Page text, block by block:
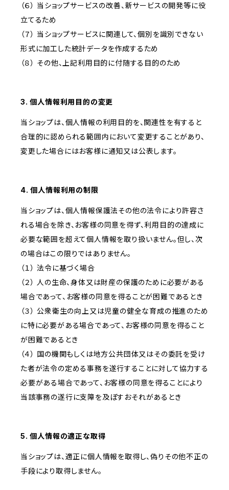
（６） 当ショップサービスの改善、新サービスの開発等に役
立てるため
（７） 当ショップサービスに関連して、個別を識別できない
形式に加工した統計データを作成するため
（８） その他、上記利用目的に付随する目的のため
3. 個人情報利用目的の変更
当ショップは、個人情報の利用目的を、関連性を有すると
合理的に認められる範囲内において変更することがあり、
変更した場合にはお客様に通知又は公表します。
4. 個人情報利用の制限
当ショップは、個人情報保護法その他の法令により許容さ
れる場合を除き、お客様の同意を得ず、利用目的の達成に
必要な範囲を超えて個人情報を取り扱いません。但し、次
の場合はこの限りではありません。
（１） 法令に基づく場合
（２） 人の生命、身体又は財産の保護のために必要がある
場合であって、お客様の同意を得ることが困難であるとき
（３） 公衆衛生の向上又は児童の健全な育成の推進のため
に特に必要がある場合であって、お客様の同意を得ること
が困難であるとき
（４） 国の機関もしくは地方公共団体又はその委託を受け
た者が法令の定める事務を遂行することに対して協力する
必要がある場合であって、お客様の同意を得ることにより
当該事務の遂行に支障を及ぼすおそれがあるとき
5. 個人情報の適正な取得
当ショップは、適正に個人情報を取得し、偽りその他不正の
手段により取得しません。